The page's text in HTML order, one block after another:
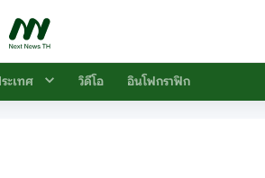
ะเทศ วิดีโอ อินโฟกราฟิก